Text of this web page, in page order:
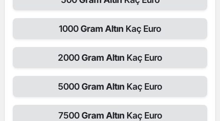
1000Gram Altın Kaç Euro
2000Gram Altın Kaç Euro
5000Gram Altın Kaç Euro
7500Gram Altın Kaç Euro